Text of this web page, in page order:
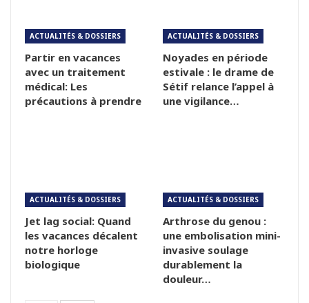
ACTUALITÉS & DOSSIERS
Partir en vacances
avec un traitement
médical: Les
précautions à prendre
ACTUALITÉS & DOSSIERS
Noyades en période
estivale : le drame de
Sétif relance l’appel à
une vigilance…
ACTUALITÉS & DOSSIERS
Jet lag social: Quand
les vacances décalent
notre horloge
biologique
ACTUALITÉS & DOSSIERS
Arthrose du genou :
une embolisation mini-
invasive soulage
durablement la
douleur…